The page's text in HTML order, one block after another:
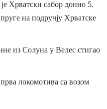
Хрватски сабор донио 5.
на подручју Хрватске
из Солуна у Велес стигао
локомотива са возом